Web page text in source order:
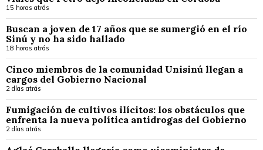
15 horas atrás
Buscan a joven de 17 años que se sumergió en el río
Sinú y no ha sido hallado
18 horas atrás
Cinco miembros de la comunidad Unisinú llegan a
cargos del Gobierno Nacional
2 días atrás
Fumigación de cultivos ilícitos: los obstáculos que
enfrenta la nueva política antidrogas del Gobierno
2 días atrás